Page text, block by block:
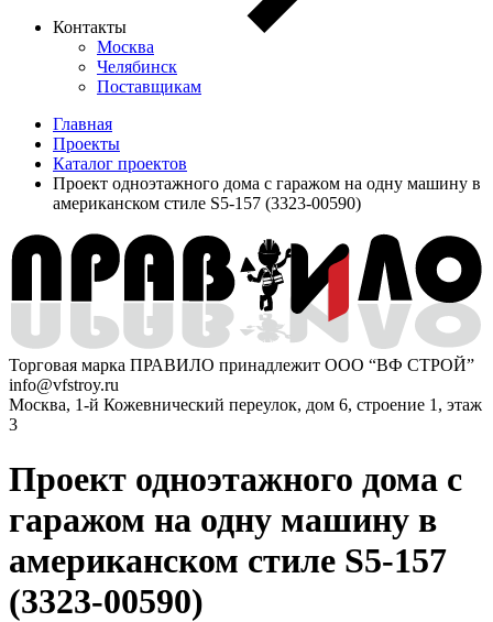
Контакты
Москва
Челябинск
Поставщикам
Главная
Проекты
Каталог проектов
Проект одноэтажного дома с гаражом на одну машину в
американском стиле S5-157 (3323-00590)
Торговая марка ПРАВИЛО принадлежит ООО “ВФ СТРОЙ”
info@vfstroy.ru
Москва, 1-й Кожевнический переулок, дом 6, строение 1, этаж
3
Проект одноэтажного дома с
гаражом на одну машину в
американском стиле S5-157
(3323-00590)